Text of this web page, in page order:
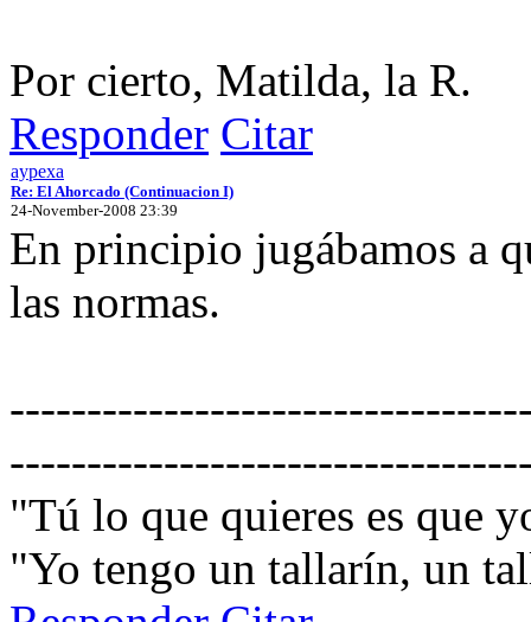
Por cierto, Matilda, la R.
Responder Citar
aypexa
Re: El Ahorcado (Continuacion I)
24-November-2008 23:39
En principio jugábamos a
las normas.
"Tú lo que quieres es que
"Yo tengo un tallarín, un